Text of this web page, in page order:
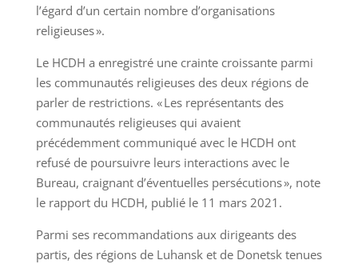
l’égard d’un certain nombre d’organisations
religieuses ».
Le HCDH a enregistré une crainte croissante parmi
les communautés religieuses des deux régions de
parler de restrictions. « Les représentants des
communautés religieuses qui avaient
précédemment communiqué avec le HCDH ont
refusé de poursuivre leurs interactions avec le
Bureau, craignant d’éventuelles persécutions », note
le rapport du HCDH, publié le 11 mars 2021.
Parmi ses recommandations aux dirigeants des
partis, des régions de Luhansk et de Donetsk tenues